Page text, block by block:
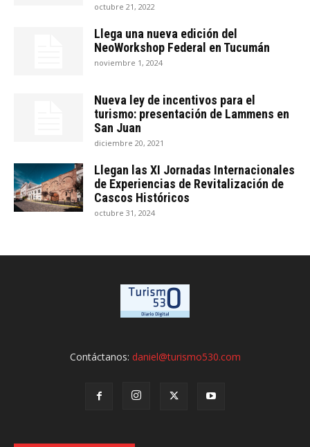
octubre 21, 2022
Llega una nueva edición del
NeoWorkshop Federal en Tucumán
noviembre 1, 2024
Nueva ley de incentivos para el
turismo: presentación de Lammens en
San Juan
diciembre 20, 2021
Llegan las XI Jornadas Internacionales
de Experiencias de Revitalización de
Cascos Históricos
octubre 31, 2024
Contáctanos: daniel@turismo530.com